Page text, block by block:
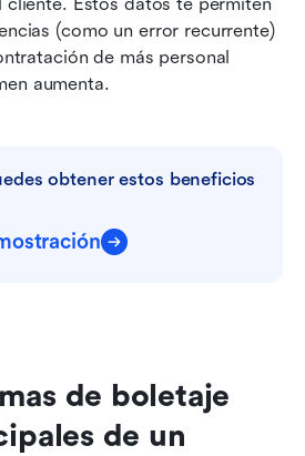
(como un error recurrente)
de más personal
aumenta.
obtener estos beneficios
de boletaje
de un